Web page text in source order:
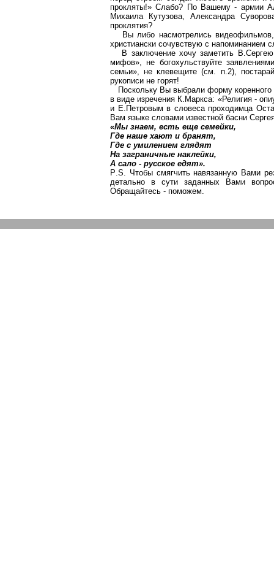
прокляты!» Слабо? По Вашему - армии
Михаила Кутузова, Александра
проклятия?
Вы либо насмотрелись
христиански сочувствую с напоминанием
В заключение хочу заметить
мифов», не богохульствуйте
семьи», не клевещите (см. п.2),
рукописи не горят!
Поскольку Вы выбрали форму
в виде изречения К.Маркса: «Религия -
и Е.Петровым в словеса проходимца
Вам языке словами известной басни
«Мы знаем, есть еще семейки,
Где нашехают и бранят,
Где с умилением глядят
На заграничные наклейки,
А сало - русское едят».
P.S. Чтобы смягчить навязанную Вами
детально в сути заданных Вами
Обращайтесь - поможем.